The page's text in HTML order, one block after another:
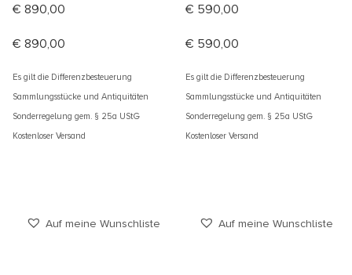
€ 890,00
€ 890,00
Es gilt die Differenzbesteuerung
Sammlungsstücke und Antiquitäten
Sonderregelung gem. § 25a UStG
Kostenloser Versand
€ 590,00
€ 590,00
Es gilt die Differenzbesteuerung
Sammlungsstücke und Antiquitäten
Sonderregelung gem. § 25a UStG
Kostenloser Versand
Auf meine Wunschliste Auf meine Wunschliste